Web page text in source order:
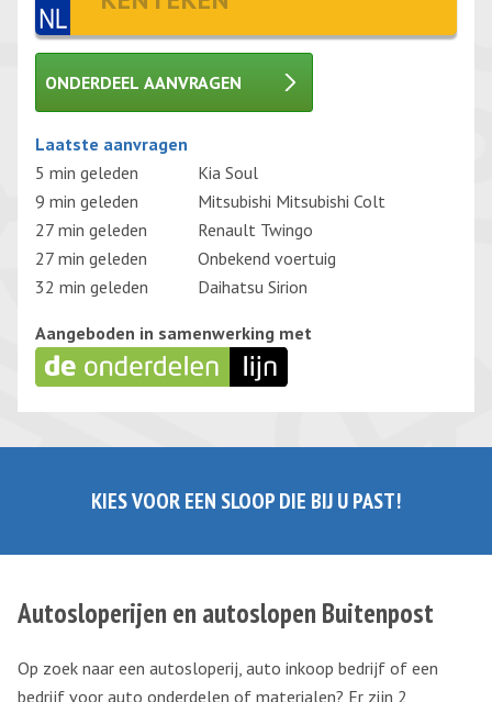
ONDERDEEL AANVRAGEN
Gelieve dit veld leeg te laten.
Laatste aanvragen
5 min geleden
Kia Soul
9 min geleden
Mitsubishi Mitsubishi Colt
27 min geleden
Renault Twingo
27 min geleden
Onbekend voertuig
32 min geleden
Daihatsu Sirion
Aangeboden in samenwerking met
KIES VOOR EEN SLOOP DIE BIJ U PAST!
Autosloperijen en autoslopen Buitenpost
Op zoek naar een autosloperij, auto inkoop bedrijf of een
bedrijf voor auto onderdelen of materialen? Er zijn 2